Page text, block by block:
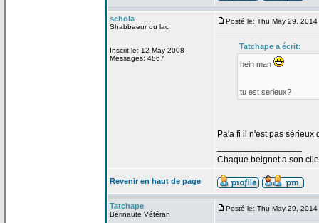
schola
Shabbaeur du lac
Inscrit le: 12 May 2008
Messages: 4867
Posté le: Thu May 29, 2014
Tatchape a écrit:
hein man
tu est serieux?
Pa'a fi il n'est pas sérieux
Chaque beignet a son
Revenir en haut de page
Tatchape
Bérinaute Vétéran
Posté le: Thu May 29, 2014